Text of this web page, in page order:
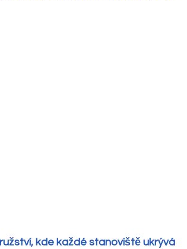
kde každé stanoviště ukrývá